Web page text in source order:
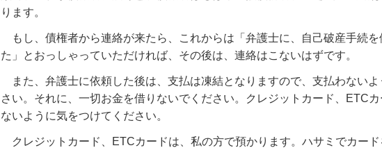
ります。
もし、債権者から連絡が来たら、これからは「弁護士に、自己破産手続を
た」とおっしゃっていただければ、その後は、連絡はこないはずです。
また、弁護士に依頼した後は、支払は凍結となりますので、支払わないよ
さい。それに、一切お金を借りないでください。クレジットカード、
ETC
ないように気をつけてください。
クレジットカード、 ETCカードは、私の方で預かります。ハサミでカード